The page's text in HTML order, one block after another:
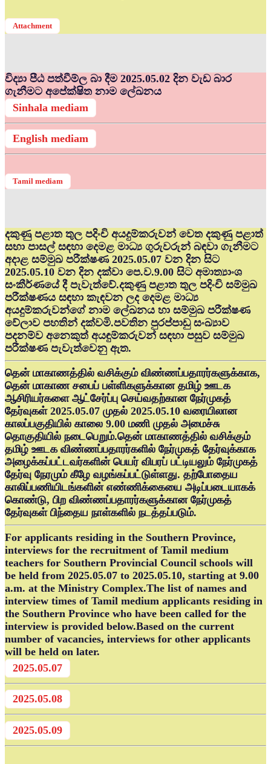
Attachment
විද්‍යා පීඨ පත්වීම්ල බා දීම 2025.05.02 දින වැඩ බාර
ගැනීමට අපේක්ෂිත නාම ලේඛනය
Sinhala mediam
English mediam
Tamil mediam
දකුණු පළාත තුල පදිංචි අයදුම්කරුවන් වෙත දකුණු පළාත්
සභා පාසල් සඳහා දෙමළ මාධ්‍ය ගුරුවරුන් බඳවා ගැනීමට
අදාළ සම්මුඛ පරීක්ෂණ 2025.05.07 වන දින සිට
2025.05.10 වන දින දක්වා පෙ.ව.9.00 සිට අමාත්‍යාංශ
සංකීර්ණයේ දී පැවැත්වේ.දකුණු පළාත තුල පදිංචි සම්මුඛ
පරීක්ෂණය සඳහා කැඳවන ලද දෙමළ මාධ්‍ය
අයදුම්කරුවන්ගේ නාම ලේඛනය හා සම්මුඛ පරීක්ෂණ
වේලාව පහතින් දක්වමි.පවතින පුරප්පාඩු සංඛ්‍යාව
පදනම්ව අනෙකුත් අයඳුම්කරුවන් සඳහා පසුව සම්මුඛ
පරීක්ෂණ පැවැත්වෙනු ඇත.
தென் மாகாணத்தில் வசிக்கும் விண்ணப்பதாரர்களுக்காக,
தென் மாகாண சபைப் பள்ளிகளுக்கான தமிழ் ஊடக
ஆசிரியர்களை ஆட்சேர்ப்பு செய்வதற்கான நேர்முகத்
தேர்வுகள் 2025.05.07 முதல் 2025.05.10 வரையிலான
காலப்பகுதியில் காலை 9.00 மணி முதல் அமைச்சு
தொகுதியில் நடைபெறும்.தென் மாகாணத்தில் வசிக்கும்
தமிழ் ஊடக விண்ணப்பதாரர்களில் நேர்முகத் தேர்வுக்காக
அழைக்கப்பட்டவர்களின் பெயர் விபரப் பட்டியலும் நேர்முகத்
தேர்வு நேரமும் கீழே வழங்கப்பட்டுள்ளது. தற்போதைய
காலிப்பணியிடங்களின் எண்ணிக்கையை அடிப்படையாகக்
கொண்டு, பிற விண்ணப்பதாரர்களுக்கான நேர்முகத்
தேர்வுகள் பிந்தைய நாள்களில் நடத்தப்படும்.
For applicants residing in the Southern Province,
interviews for the recruitment of Tamil medium
teachers for Southern Provincial Council schools will
be held from 2025.05.07 to 2025.05.10, starting at 9.00
a.m. at the Ministry Complex.The list of names and
interview times of Tamil medium applicants residing in
the Southern Province who have been called for the
interview is provided below.Based on the current
number of vacancies, interviews for other applicants
will be held on later.
2025.05.07
2025.05.08
2025.05.09